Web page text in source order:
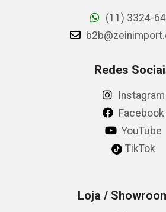
(11) 3324-
Redes
Instagram
Facebook
YouTube
TikTok
Loja /